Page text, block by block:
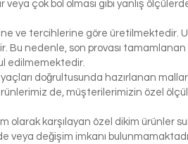
çok bol olması gibi yanlış
ve tercihlerine göre üretilmektedir.
Bu nedenle, son provası
edilmemektedir.
doğrultusunda hazırlanan
de, müşterilerimizin özel
karşılayan özel dikim ürünler
veya değişim imkanı